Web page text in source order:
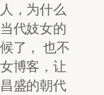
，为什么
代妓女的
了， 也不
博客，让
盛的朝代